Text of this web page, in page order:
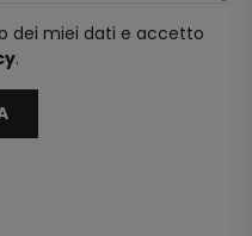
dei miei dati e accetto
.